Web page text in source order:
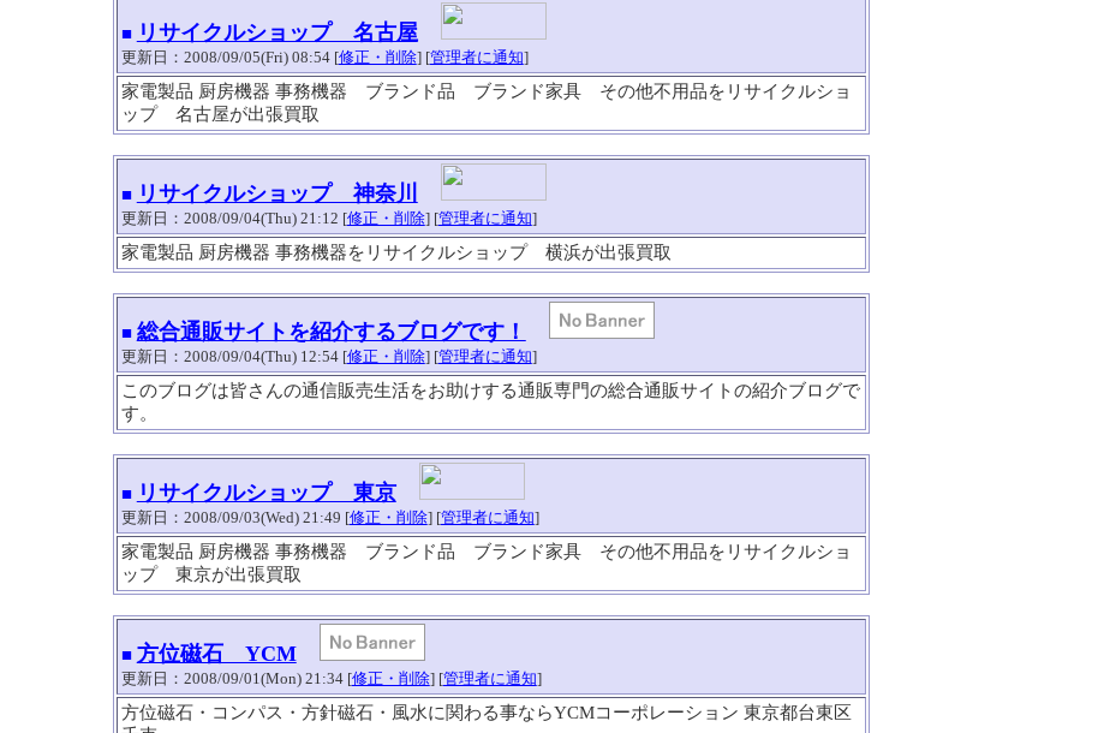
■ リサイクルショップ 名古屋
更新日：2008/09/05(Fri) 08:54 [修正・削除] [管理者に通知]
家電製品 厨房機器 事務機器 ブランド品 ブランド家具 その他不用品をリサイクルショ
ップ 名古屋が出張買取
■ リサイクルショップ 神奈川
更新日：2008/09/04(Thu) 21:12 [修正・削除] [管理者に通知]
家電製品 厨房機器 事務機器をリサイクルショップ 横浜が出張買取
■ 総合通販サイトを紹介するブログです！
更新日：2008/09/04(Thu) 12:54 [修正・削除] [管理者に通知]
このブログは皆さんの通信販売生活をお助けする通販専門の総合通販サイトの紹介ブログで
す。
■ リサイクルショップ 東京
更新日：2008/09/03(Wed) 21:49 [修正・削除] [管理者に通知]
家電製品 厨房機器 事務機器 ブランド品 ブランド家具 その他不用品をリサイクルショ
ップ 東京が出張買取
■ 方位磁石 YCM
更新日：2008/09/01(Mon) 21:34 [修正・削除] [管理者に通知]
方位磁石・コンパス・方針磁石・風水に関わる事ならYCMコーポレーション 東京都台東区